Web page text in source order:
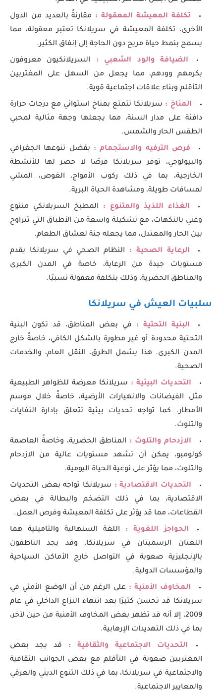
تكلفة المعيشة المعقولة : مقارنةً بالعديد من الدول
الأخرى، تكلفة المعيشة في سريلانكا تعتبر معقولة، مما
يسمح بنمط حياة مريح دون الحاجة إلى إنفاق الكثير.
الضيافة والود الشعبي : السريلانكيون معروفون
بكرمهم وودهم، مما يجعل من السهل على المغتربين
التأقلم وبناء علاقات اجتماعية قوية.
المناخ : سريلانكا تتمتع بمناخ استوائي مع درجات حرارة
دافئة على مدار السنة، مما يجعلها وجهة مثالية لمحبي
الطقس الحار والشمس.
فرص الترفيه والاستجمام : بفضل تنوعها الجغرافي
والبيولوجي، توفر سريلانكا فرصًا لا حصر لها للأنشطة
الخارجية، بما في ذلك ركوب الأمواج، الغوص، المشي
لمسافات طويلة، ومشاهدة الحياة البرية.
الغذاء اللذيذ والمتنوع : المطبخ السريلانكي متنوع
وغني بالنكهات، مع تشكيلة واسعة من الأطباق التي تتراوح
بين الحار والمعتدل، مما يجعله جنة لعشاق الطعام.
الرعاية الصحية :
النظام الصحي في سريلانكا يقدم
مستويات جيدة من الرعاية، خاصة في المدن الكبرى
والمناطق الحضرية، وذلك بتكلفة معقولة نسبيًا.
سلبيات العيش في سريلانكا
البنية التحتية :
في بعض المناطق، قد تكون البنية
التحتية محدودة أو غير مطورة بالشكل الكافي، خاصةً خارج
المدن الكبرى. هذا يشمل الطرق، النقل العام، والخدمات
الصحية.
التحديات البيئية : سريلانكا معرضة للظواهر الطبيعية
مثل الفيضانات والانهيارات الأرضية، خاصةً خلال موسم
الأمطار. كما تواجه تحديات بيئية تتعلق بإدارة النفايات
والتلوث.
الازدحام والتلوث : المناطق الحضرية، وخاصةً العاصمة
كولومبو، يمكن أن تشهد مستويات عالية من الازدحام
والتلوث، مما يؤثر على نوعية الحياة اليومية.
التحديات الاقتصادية : سريلانكا تواجه بعض التحديات
الاقتصادية، بما في ذلك التضخم والبطالة في بعض
القطاعات، مما قد يؤثر على تكلفة المعيشة وفرص العمل.
الحواجز اللغوية :
اللغة السنهالية والتاميلية هما
اللغتان الرسميتان في سريلانكا، وقد يجد الناطقون
بالإنجليزية صعوبة في التواصل خارج الأماكن السياحية
والمؤسسات الدولية.
المخاوف الأمنية : على الرغم من أن الوضع الأمني في
سريلانكا قد تحسن كثيرًا بعد انتهاء النزاع الداخلي في عام
2009، إلا أنه قد تظهر بعض المخاوف الأمنية من حين لآخر،
بما في ذلك التهديدات الإرهابية.
التحديات الاجتماعية والثقافية : قد يجد بعض
المغتربين صعوبة في التأقلم مع بعض الجوانب الثقافية
والاجتماعية في سريلانكا، بما في ذلك التنوع الديني والعرقي
والمعايير الاجتماعية.